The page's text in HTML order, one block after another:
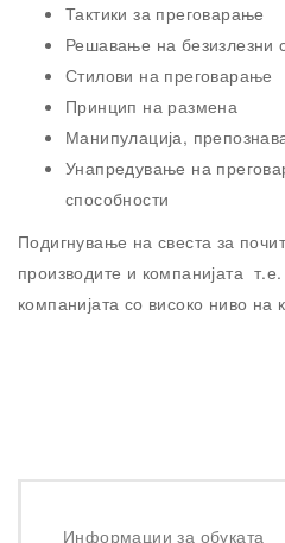
Тактики за преговарање
Решавање на безизлезни
Стилови на преговарање
Принцип на размена
Манипулација,
Унапредување на
способности
Подигнување на свеста за
производите и компанијата
компанијата со високо ниво на
Информации за обуката